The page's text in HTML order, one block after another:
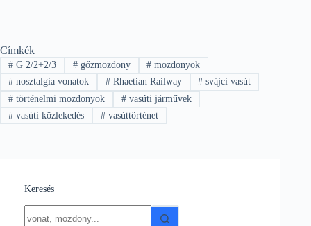
Címkék
#G 2/2+2/3 #gőzmozdony # mozdonyok
#nosztalgia vonatok #Rhaetian Railway # svájci vasút
#történelmi mozdonyok #vasúti járművek
#vasúti közlekedés #vasúttörténet
Keresés
results